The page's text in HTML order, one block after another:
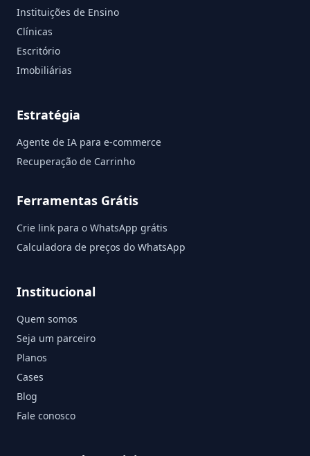
Instituições de Ensino
Clínicas
Escritório
Imobiliárias
Estratégia
Agente de IA para e-commerce
Recuperação de Carrinho
Ferramentas Grátis
Crie link para o WhatsApp grátis
Calculadora de preços do WhatsApp
Institucional
Quem somos
Seja um parceiro
Planos
Cases
Blog
Fale conosco